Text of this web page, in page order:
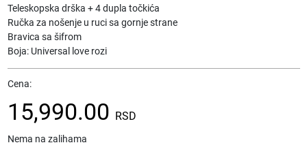
Teleskopska drška + 4 dupla točkića
Ručka za nošenje u ruci sa gornje strane
Bravica sa šifrom
Boja: Universal love rozi
Cena:
15,990.00 RSD
Nema na zalihama